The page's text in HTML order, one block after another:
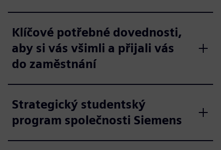
Klíčové potřebné dovednosti,
aby si vás všimli a přijali vás
do zaměstnání
Strategický studentský
program společnosti Siemens